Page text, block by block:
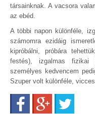
társainknak. A vacsora
az ebéd.
A többi napon különféle,
számomra ezidáig
kipróbálni, próbára
festés), izgalmas
személyes kedvencem
Szuper volt különféle,
FacebookGoogle+